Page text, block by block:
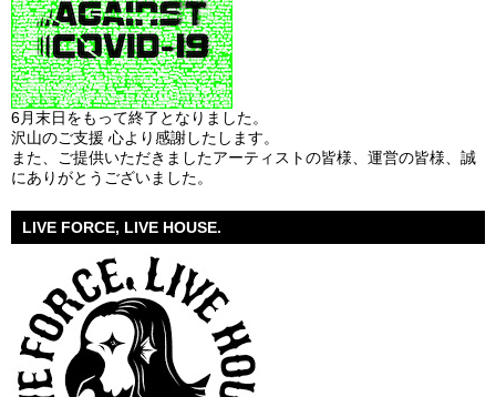
6月末日をもって終了となりました。
沢山のご支援 心より感謝したします。
また、ご提供いただきましたアーティストの皆様、運営の皆様、誠
にありがとうございました。
LIVE FORCE, LIVE HOUSE.